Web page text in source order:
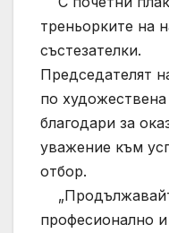
треньорките на
състезателки.
Председателят
по
благодари за
уважение към
отбор.
професионално